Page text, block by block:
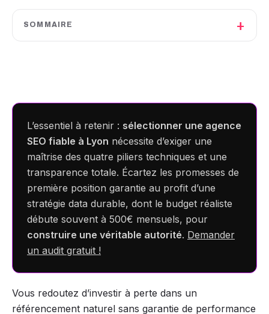
SOMMAIRE +
L’essentiel à retenir : sélectionner une agence
SEO fiable à Lyon nécessite d’exiger une
maîtrise des quatre piliers techniques et une
transparence totale. Écartez les promesses de
première position garantie au profit d’une
stratégie data durable, dont le budget réaliste
débute souvent à 500€ mensuels, pour
construire une véritable autorité. Demander
un audit gratuit !
Vous redoutez d’investir à perte dans un
référencement naturel sans garantie de performance